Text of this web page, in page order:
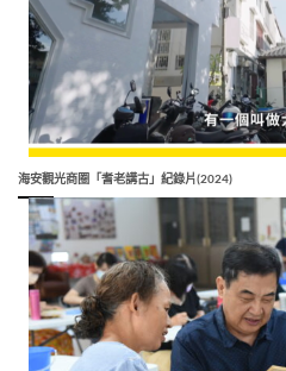
海安觀光商圈「耆老講古」紀錄片(2024)